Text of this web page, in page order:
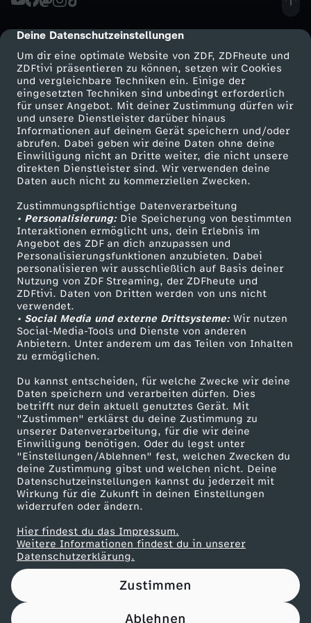
cmp-dialog-description
Deine Datenschutzeinstellungen
Um dir eine optimale Website von ZDF, ZDFheute und
ZDFtivi präsentieren zu können, setzen wir Cookies
und vergleichbare Techniken ein. Einige der
eingesetzten Techniken sind unbedingt erforderlich
für unser Angebot. Mit deiner Zustimmung dürfen wir
und unsere Dienstleister darüber hinaus
Informationen auf deinem Gerät speichern und/oder
abrufen. Dabei geben wir deine Daten ohne deine
Einwilligung nicht an Dritte weiter, die nicht unsere
direkten Dienstleister sind. Wir verwenden deine
Daten auch nicht zu kommerziellen Zwecken.
Zustimmungspflichtige Datenverarbeitung
• Personalisierung:Die Speicherung von bestimmten
Interaktionen ermöglicht uns, dein Erlebnis im
Angebot des ZDF an dich anzupassen und
Personalisierungsfunktionen anzubieten. Dabei
personalisieren wir ausschließlich auf Basis deiner
Nutzung von ZDF Streaming, der ZDFheute und
ZDFtivi. Daten von Dritten werden von uns nicht
verwendet.
• Social Media und externe Drittsysteme:Wir nutzen
Social-Media-Tools und Dienste von anderen
Anbietern. Unter anderem um das Teilen von Inhalten
zu ermöglichen.
Du kannst entscheiden, für welche Zwecke wir deine
Daten speichern und verarbeiten dürfen. Dies
betrifft nur dein aktuell genutztes Gerät. Mit
"Zustimmen" erklärst du deine Zustimmung zu
unserer Datenverarbeitung, für die wir deine
Einwilligung benötigen. Oder du legst unter
"Einstellungen/Ablehnen" fest, welchen Zwecken du
deine Zustimmung gibst und welchen nicht. Deine
Datenschutzeinstellungen kannst du jederzeit mit
Wirkung für die Zukunft in deinen Einstellungen
widerrufen oder ändern.
Hier findest du das Impressum.
Weitere Informationen findest du in unserer
Datenschutzerklärung.
Zustimmen
Ablehnen
ed
i
n
a
v
i
e
n
s
v
e
r
s
t
e
c
k
t
e
n
g
s
w
i
l
d
e
W
e
l
t
S
c
h
w
e
i
z
l
h
a
f
t
e
A
r
t
g
e
n
o
s
s
e
n
u
r
w
u
n
d
e
r
S
c
h
w
e
i
z
o
n
a
l
p
a
r
k
s
-
G
e
s
c
ü
t
z
i
n
a
t
i
o
n
E
r
d
e
O
d
y
s
s
e
e
d
e
r
e
i
n
s
a
m
e
n
t
s
c
h
l
n
d
s
N
t
u
r
w
u
n
d
e
n
r
e
m
!
Mehr ZDF
ZDF-Apps
Smart TV
ZDFtext
Livestreams
Sendungen A-Z
TV-Programm
Service
ZDFmitreden
Kontakt zum ZDF
Tickets
Zuschauerservice
Hilfe
ZDF Unternehmen
Karriere
ZDF goes Schule
Werbefernsehen
Mainzelmännchen
Partner